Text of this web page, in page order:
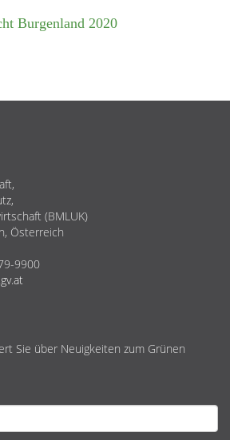
Burgenland 2020
(BMLUK)
Österreich
9900
Sie über Neuigkeiten zum Grünen